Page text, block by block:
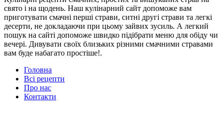
свято і на щодень. Наш кулінарний сайт допоможе вам
приготувати смачні перші страви, ситні другі страви та легкі
десерти, не докладаючи при цьому зайвих зусиль. А легкий
пошук на сайті допоможе швидко підібрати меню для обіду чи
вечері. Дивувати своїх близьких різними смачними стравами
вам буде набагато простіше!.
Головна
Всі рецепти
Про нас
Контакти